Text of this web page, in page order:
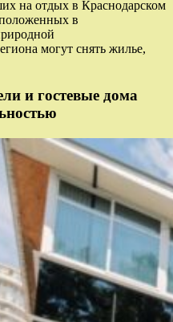
на отдых в Краснодарском
в
могут снять жилье,
и гостевые дома